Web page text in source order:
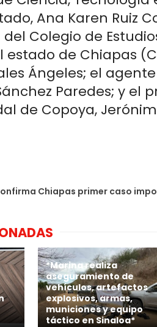
Ana Karen Ruiz
Colegio de
estado de Chiapas
Ángeles; el
Paredes; y el
de Copoya,
Chiapas primer caso
*Marina realiza
aseguramiento de
vehículos, artefactos
explosivos, armas,
municiones y equipo
táctico en Sinaloa*